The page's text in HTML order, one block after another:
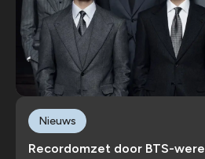
Recordomzet door BTS-
Nieuws